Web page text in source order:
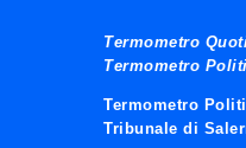
Termometro
Termometro
Termometro
Tribunale di